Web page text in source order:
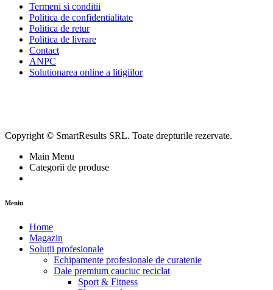
Termeni si conditii
Politica de confidentialitate
Politica de retur
Politica de livrare
Contact
ANPC
Solutionarea online a litigiilor
Copyright © SmartResults SRL. Toate drepturile rezervate.
Main Menu
Categorii de produse
Meniu
Home
Magazin
Soluții profesionale
Echipamente profesionale de curatenie
Dale premium cauciuc reciclat
Sport & Fitness